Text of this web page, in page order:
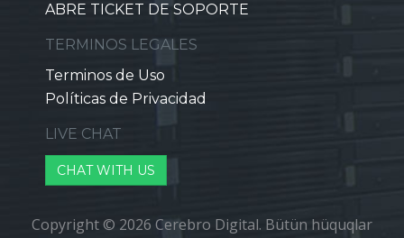
ABRE TICKET DE SOPORTE
TERMINOS LEGALES
Terminos de Uso
Políticas de Privacidad
LIVE CHAT
CHAT WITH US
Copyright © 2026 Cerebro Digital. Bütün hüquqlar